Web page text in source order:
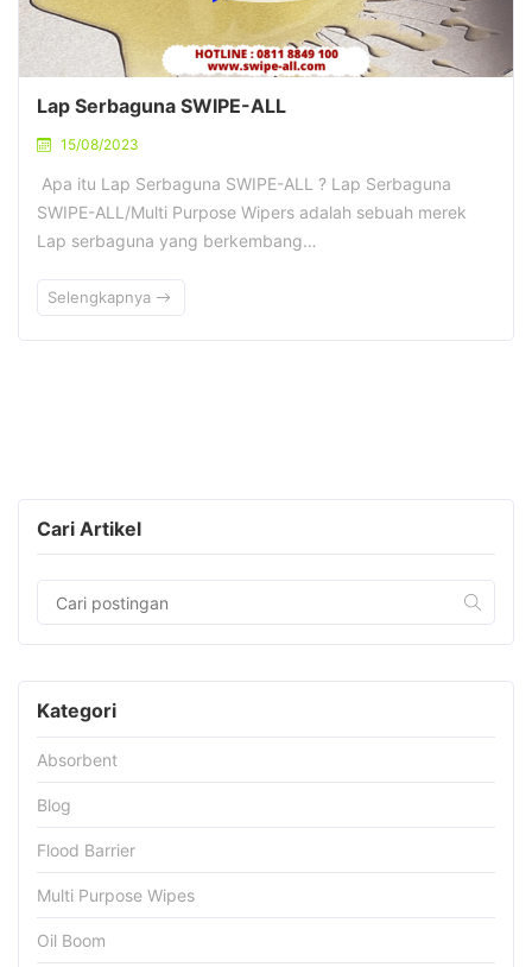
Lap Serbaguna SWIPE-ALL
15/08/2023
Apa itu Lap Serbaguna SWIPE-ALL ? Lap Serbaguna
SWIPE-ALL/Multi Purpose Wipers adalah sebuah merek
Lap serbaguna yang berkembang…
Selengkapnya
Cari Artikel
Kategori
Absorbent
Blog
Flood Barrier
Multi Purpose Wipes
Oil Boom